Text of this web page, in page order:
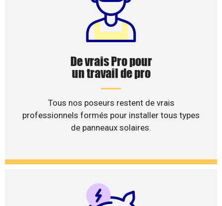
De vrais Pro pour
un travail de pro
Tous nos poseurs restent de vrais
professionnels formés pour installer tous types
de panneaux solaires.